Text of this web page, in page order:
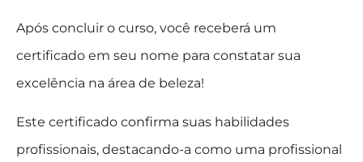
Após concluir o curso, você receberá um
certificado em seu nome para constatar sua
excelência na área de beleza!
Este certificado confirma suas habilidades
profissionais, destacando-a como uma profissional